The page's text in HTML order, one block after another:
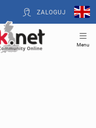
ZALOGUJ
Menu